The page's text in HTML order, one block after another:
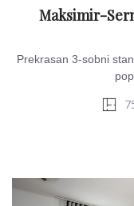
Maksimir-
Prekrasan 3-sobni